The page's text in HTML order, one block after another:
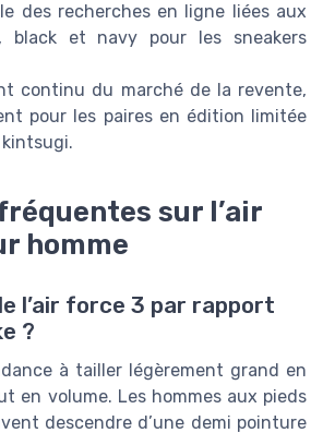
des recherches en ligne liées aux
black et navy pour les sneakers
continu du marché de la revente,
pour les paires en édition limitée
sur l’air
homme
l’air force 3 par rapport
?
à tailler légèrement grand en
en volume. Les hommes aux pieds
descendre d’une demi pointure